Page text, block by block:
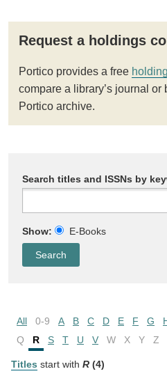
Request a holdings
Portico provides a free
compare a library’s journal or
Portico archive.
Search titles and ISSNs by
Show: E-Books
All 0-9 A B C D E F G
Q
R S T U V W X Y Z
Titles start with R (4)